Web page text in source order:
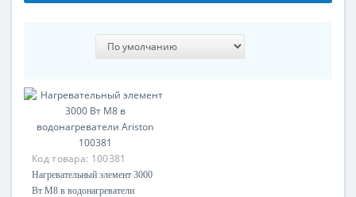
Код товара: 100381
Нагревательный элемент 3000
Вт М8 в водонагреватели